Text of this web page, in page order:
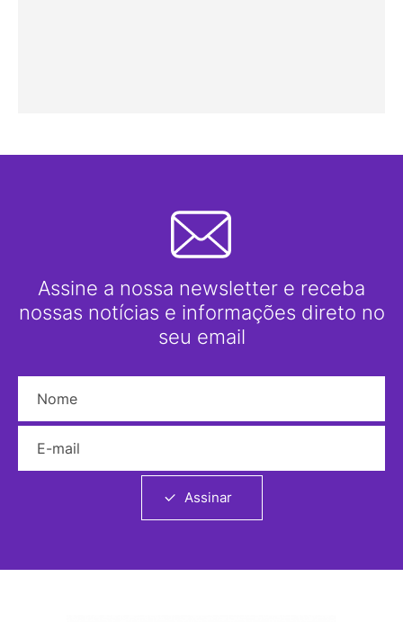
Assine a nossa newsletter e receba
nossas notícias e informações direto no
seu email
Assinar